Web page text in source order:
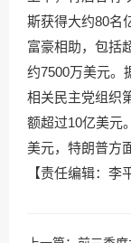
斯获得大约80名
富豪相助，包括
约7500万美元。
相关民主党组织
额超过10亿美元
美元，特朗普方
【责任编辑：李